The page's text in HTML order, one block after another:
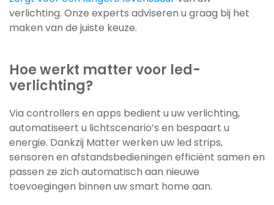
verlichting. Onze experts adviseren u graag bij het
maken van de juiste keuze.
Hoe werkt matter voor led-
verlichting?
Via controllers en apps bedient u uw verlichting,
automatiseert u lichtscenario’s en bespaart u
energie. Dankzij Matter werken uw led strips,
sensoren en afstandsbedieningen efficiënt samen en
passen ze zich automatisch aan nieuwe
toevoegingen binnen uw smart home aan.